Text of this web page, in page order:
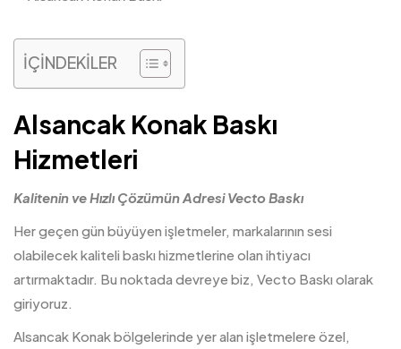
İÇİNDEKİLER
Alsancak Konak Baskı
Hizmetleri
Kalitenin ve Hızlı Çözümün Adresi Vecto Baskı
Her geçen gün büyüyen işletmeler, markalarının sesi
olabilecek kaliteli baskı hizmetlerine olan ihtiyacı
artırmaktadır. Bu noktada devreye biz, Vecto Baskı olarak
giriyoruz.
Alsancak Konak bölgelerinde yer alan işletmelere özel,